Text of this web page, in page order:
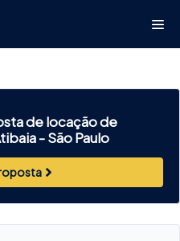
de locação de
-São Paulo